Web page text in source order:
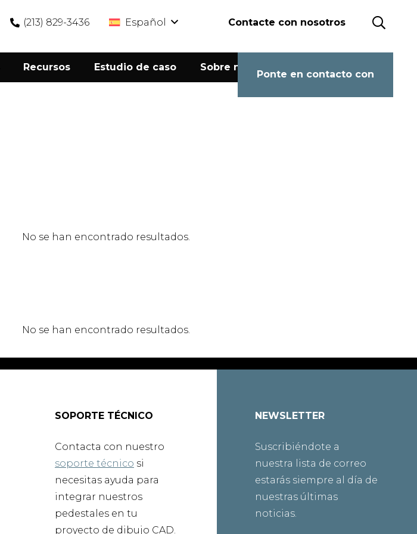
(213) 829-3436 Español Contacte con nosotros
Recursos Estudio de caso Sobre nosotros
Ponte en contacto con
No se han encontrado resultados.
No se han encontrado resultados.
SOPORTE TÉCNICO
Contacta con nuestro
soporte técnico si
necesitas ayuda para
integrar nuestros
pedestales en tu
proyecto de dibujo CAD.
NEWSLETTER
Suscribiéndote a
nuestra lista de correo
estarás siempre al día de
nuestras últimas
noticias.